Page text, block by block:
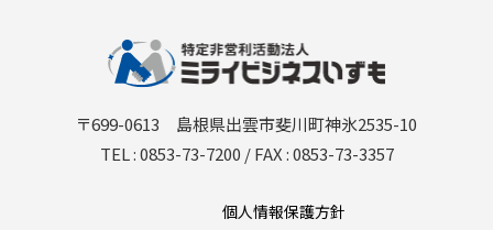
〒699-0613 島根県出雲市斐川町神氷2535-10
TEL : 0853-73-7200 / FAX : 0853-73-3357
個人情報保護方針